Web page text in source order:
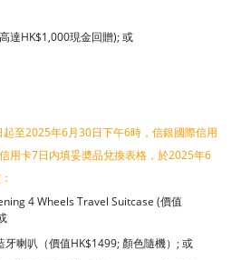
達HK$1,000現金回贈); 或
起至2025年6月30日下午6時，信銀國際信用
用卡7日内填妥奬品兌換表格，於2025年6
4 Wheels Travel Suitcase (價值
喇叭（價值HK$1499; 顏色隨機）; 或